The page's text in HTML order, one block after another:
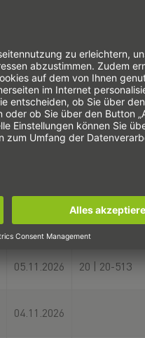
15.10.2026 3 | A76
23.10.2026 11 | C25
F | F2.10
05.11.2026 20 | 20-513
04.11.2026